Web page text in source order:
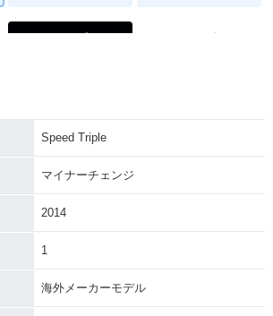
2007年 Speed Tripl
2006年 Speed Tripl
Speed Triple
マイナーチェンジ
2014
1
海外メーカーモデル